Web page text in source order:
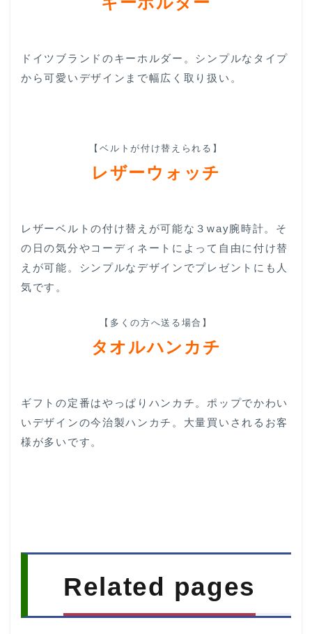
ドイツブランドのキーホルダー。シンプルなタイプ
から可愛いデザインまで幅広く取り扱い。
【ベルトが付け替えられる】
レザーウォッチ
レザーベルトの付け替えが可能な３way腕時計。そ
の日の気分やコーディネートによって自由に付け替
えが可能。シンプルなデザインでプレゼントにも人
気です。
【多くの方へ送る場合】
タオルハンカチ
ギフトの定番はやっぱりハンカチ。ポップでかわい
いデザインの今治製ハンカチ。大量買いされるお客
様が多いです。
Related pages